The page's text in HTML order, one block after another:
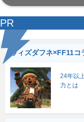
PR
ウィズダフネ×FF11コ
24年以
力とは